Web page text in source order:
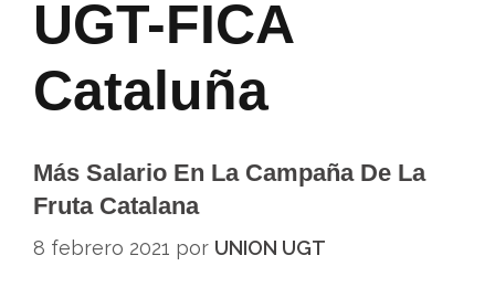
UGT-FICA
Cataluña
Más Salario En La Campaña De La
Fruta Catalana
8 febrero 2021 por UNION UGT